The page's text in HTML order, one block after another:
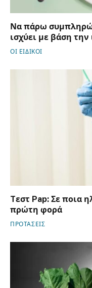
Να πάρω
ισχύει με βάση
ΟΙ ΕΙΔΙΚΟΙ
Tεστ Pap: Σε ποια
πρώτη φορά
ΠΡΟΤΑΣΕΙΣ